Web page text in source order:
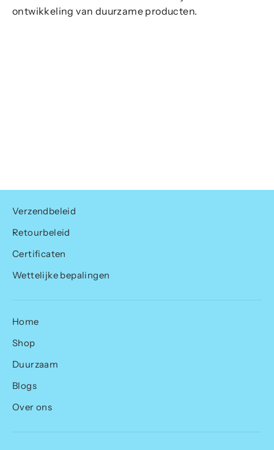
ontwikkeling van duurzame producten.
Verzendbeleid
Retourbeleid
Certificaten
Wettelijke bepalingen
Home
Shop
Duurzaam
Blogs
Over ons